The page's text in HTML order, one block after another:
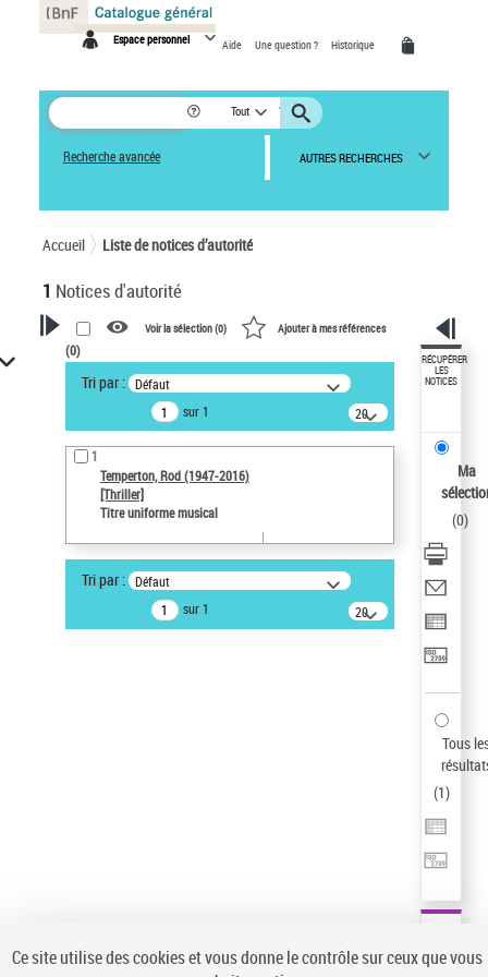
Espace personnel Aide Une question ? Historique
Tout
Recherche avancée AUTRES RECHERCHES
Accueil Liste de notices d’autorité
1 Notices d'autorité
VOTRE RECHERCHE
Recherche avancée dans les
notices d’autorité
Œuvres liées à l'auteur :
Temperton, Rod (1947-2016)
Auteur d’œuvre
Type de notice d'autorité
Voir la sélection (0) Ajouter à mes références
(0)
Tri par : Défaut
sur 1
20
résultats/page
1
Temperton, Rod (1947-2016)
[Thriller]
Titre uniforme musical
Tri par : Défaut
sur 1
20
résultats/page
RÉCUPÉRER
LES
NOTICES
Ma
(0)
Tous
(1)
Panneau de gestion des cookies
Ce site utilise des cookies et vous donne le contrôle sur ceux que vous